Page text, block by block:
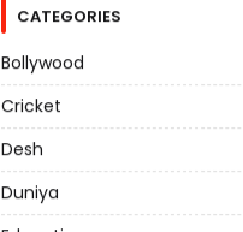
CATEGORIES
Bollywood
Cricket
Desh
Duniya